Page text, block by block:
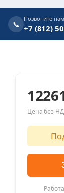
📞
Позвоните нам
+7 (812)
Цена без